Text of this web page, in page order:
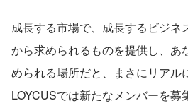
成長する市場で、成長するビジネ
から求められるものを提供し、あ
められる場所だと、まさにリアル
LOYCUSでは新たなメンバーを募